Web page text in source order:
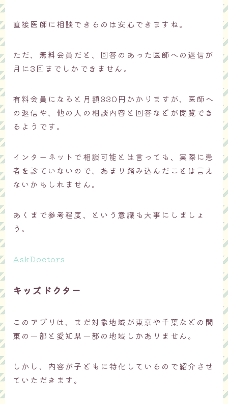
直接医師に相談できるのは安心できますね。
ただ、無料会員だと、回答のあった医師への返信が
月に3回までしかできません。
有料会員になると月額330円かかりますが、医師へ
の返信や、他の人の相談内容と回答などが閲覧でき
るようです。
インターネットで相談可能とは言っても、実際に患
者を診ていないので、あまり踏み込んだことは言え
ないかもしれません。
あくまで参考程度、という意識も大事にしましょ
う。
AskDoctors
キッズドクター
このアプリは、まだ対象地域が東京や千葉などの関
東の一部と愛知県一部の地域しかありません。
しかし、内容が子どもに特化しているので紹介させ
ていただきます。